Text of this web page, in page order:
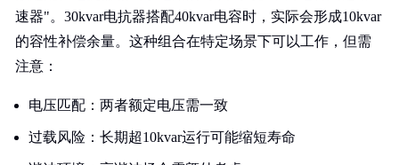
速器"。30kvar电抗器搭配40kvar电容时，实际会形成10kvar
的容性补偿余量。这种组合在特定场景下可以工作，但需
注意：
电压匹配：两者额定电压需一致
过载风险：长期超10kvar运行可能缩短寿命